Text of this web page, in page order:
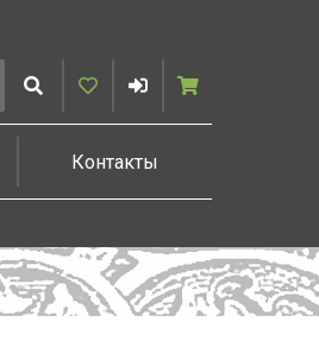
ИскатьИзбранное
ВойтиКорзина
Контакты